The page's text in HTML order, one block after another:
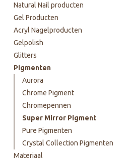
Natural Nail producten
Gel Producten
Acryl Nagelproducten
Gelpolish
Glitters
Pigmenten
Aurora
Chrome Pigment
Chromepennen
Super Mirror Pigment
Pure Pigmenten
Crystal Collection Pigmenten
Materiaal